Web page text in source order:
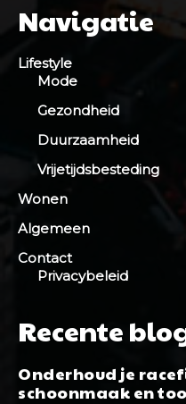
Navigatie
Lifestyle
Mode
Gezondheid
Duurzaamheid
Vrijetijdsbesteding
Wonen
Algemeen
Contact
Privacybeleid
Recente
Onderhoud je
schoonmaak en